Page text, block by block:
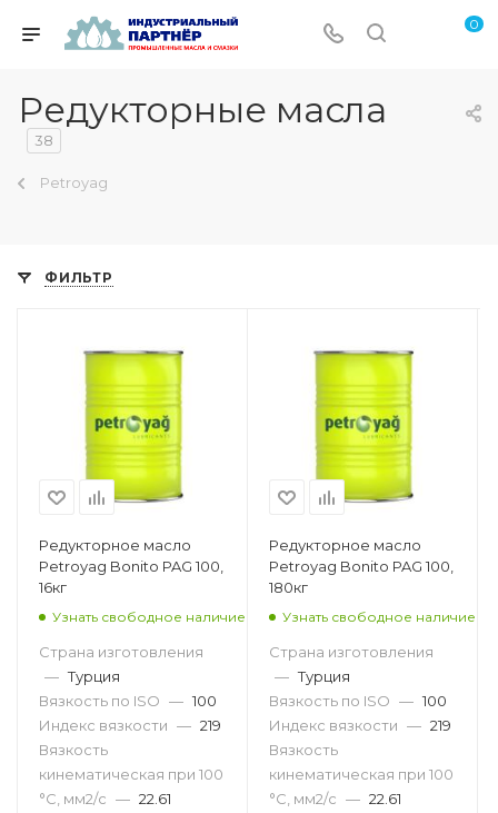
0
Редукторные масла
38
Petroyag
ФИЛЬТР
Редукторное масло
Petroyag Bonito PAG 100,
16кг
Узнать свободное наличие
Страна изготовления
— Турция
Вязкость по ISO — 100
Индекс вязкости — 219
Вязкость
кинематическая при 100
°С, мм2/с — 22.61
Редукторное масло
Petroyag Bonito PAG 100,
180кг
Узнать свободное наличие
Страна изготовления
— Турция
Вязкость по ISO — 100
Индекс вязкости — 219
Вязкость
кинематическая при 100
°С, мм2/с — 22.61